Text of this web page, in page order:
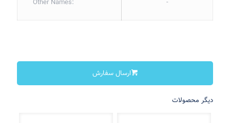
-
Other Names:
ارسال سفارش
دیگر محصولات